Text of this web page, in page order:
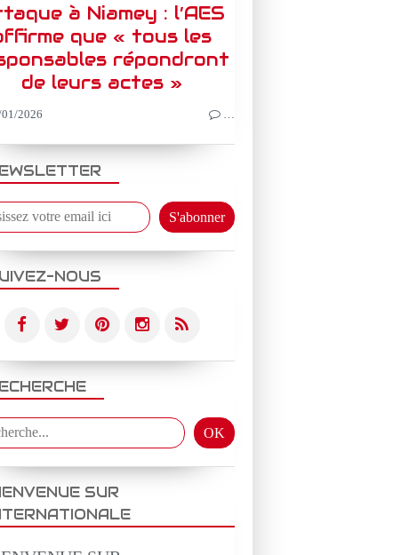
NOUS
SUR
à Niamey : l’AES
que « tous les
répondront
de leurs actes »
2026 …